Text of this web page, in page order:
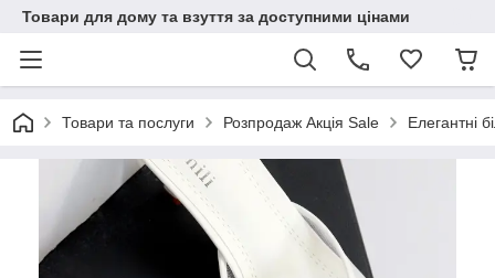
Товари для дому та взуття за доступними цінами
Товари та послуги Розпродаж Акція Sale Елегантні